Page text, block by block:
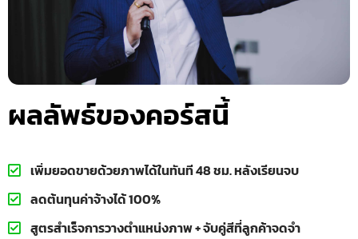
ผลลัพธ์ของคอร์สนี้
เพิ่มยอดขายด้วยภาพได้ในทันที 48 ชม. หลังเรียนจบ
ลดต้นทุนค่าจ้างได้ 100%
สูตรสำเร็จการวางตำแหน่งภาพ + จับคู่สีที่ลูกค้าจดจำ